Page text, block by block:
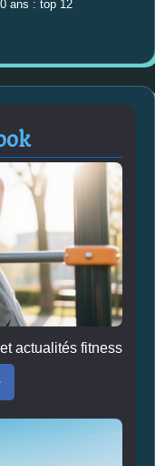
ans : top 12
actualités fitness